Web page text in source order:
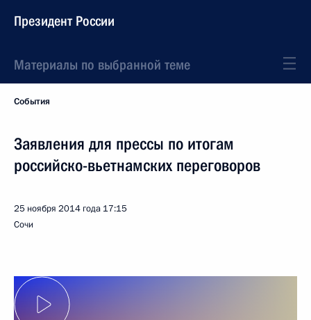
Президент России
Материалы по выбранной теме
События
Заявления для прессы по итогам
российско-вьетнамских переговоров
25 ноября 2014 года 17:15
Сочи